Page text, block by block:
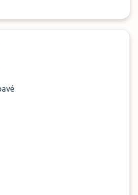
équipé de caméras et
par un gardien, votre
de 2 personnes. Si vous
recommandons de déposer
pourrez ensuite les
acceptés jusqu'à 2 mètres de